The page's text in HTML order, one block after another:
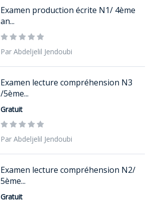
Examen production écrite N1/ 4ème
an...
Par Abdeljelil Jendoubi
Examen lecture compréhension N3
/5ème...
Gratuit
Par Abdeljelil Jendoubi
Examen lecture compréhension N2/
5ème...
Gratuit